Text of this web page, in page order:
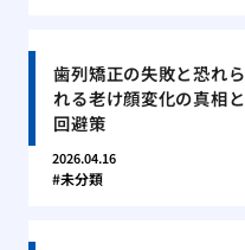
歯列矯正の失敗と恐れら
れる老け顔変化の真相と
回避策
2026.04.16
未分類